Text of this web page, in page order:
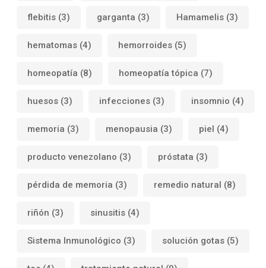
flebitis (3) garganta (3) Hamamelis (3)
hematomas (4) hemorroides (5)
homeopatía (8) homeopatía tópica (7)
huesos (3) infecciones (3) insomnio (4)
memoria (3) menopausia (3) piel (4)
producto venezolano (3) próstata (3)
pérdida de memoria (3) remedio natural (8)
riñón (3) sinusitis (4)
Sistema Inmunológico (3) solución gotas (5)